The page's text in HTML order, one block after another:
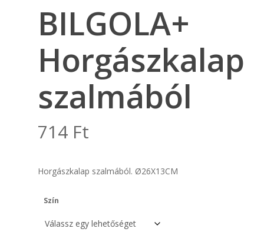
BILGOLA+
Horgászkalap
szalmából
714 Ft
Horgászkalap szalmából. Ø26X13CM
Szín